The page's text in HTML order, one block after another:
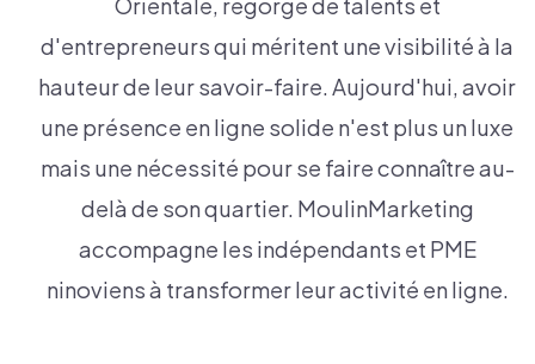
Orientale, regorge de talents et
d'entrepreneurs qui méritent une visibilité à la
hauteur de leur savoir-faire. Aujourd'hui, avoir
une présence en ligne solide n'est plus un luxe
mais une nécessité pour se faire connaître au-
delà de son quartier. MoulinMarketing
accompagne les indépendants et PME
ninoviens à transformer leur activité en ligne.